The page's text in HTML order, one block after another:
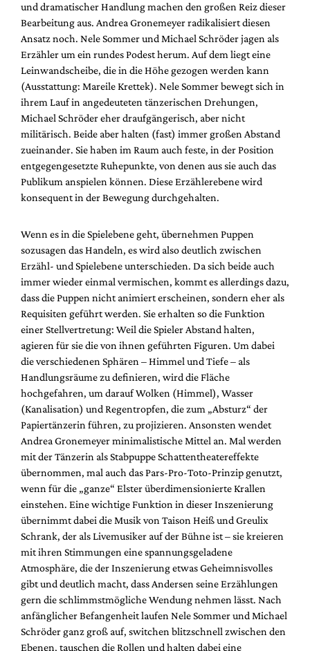
und dramatischer Handlung machen den großen Reiz dieser
Bearbeitung aus. Andrea Gronemeyer radikalisiert diesen
Ansatz noch. Nele Sommer und Michael Schröder jagen als
Erzähler um ein rundes Podest herum. Auf dem liegt eine
Leinwandscheibe, die in die Höhe gezogen werden kann
(Ausstattung: Mareile Krettek). Nele Sommer bewegt sich in
ihrem Lauf in angedeuteten tänzerischen Drehungen,
Michael Schröder eher draufgängerisch, aber nicht
militärisch. Beide aber halten (fast) immer großen Abstand
zueinander. Sie haben im Raum auch feste, in der Position
entgegengesetzte Ruhepunkte, von denen aus sie auch das
Publikum anspielen können. Diese Erzählerebene wird
konsequent in der Bewegung durchgehalten.
Wenn es in die Spielebene geht, übernehmen Puppen
sozusagen das Handeln, es wird also deutlich zwischen
Erzähl- und Spielebene unterschieden. Da sich beide auch
immer wieder einmal vermischen, kommt es allerdings dazu,
dass die Puppen nicht animiert erscheinen, sondern eher als
Requisiten geführt werden. Sie erhalten so die Funktion
einer Stellvertretung: Weil die Spieler Abstand halten,
agieren für sie die von ihnen geführten Figuren. Um dabei
die verschiedenen Sphären – Himmel und Tiefe – als
Handlungsräume zu definieren, wird die Fläche
hochgefahren, um darauf Wolken (Himmel), Wasser
(Kanalisation) und Regentropfen, die zum „Absturz“ der
Papiertänzerin führen, zu projizieren. Ansonsten wendet
Andrea Gronemeyer minimalistische Mittel an. Mal werden
mit der Tänzerin als Stabpuppe Schattentheatereffekte
übernommen, mal auch das Pars-Pro-Toto-Prinzip genutzt,
wenn für die „ganze“ Elster überdimensionierte Krallen
einstehen. Eine wichtige Funktion in dieser Inszenierung
übernimmt dabei die Musik von Taison Heiß und Greulix
Schrank, der als Livemusiker auf der Bühne ist – sie kreieren
mit ihren Stimmungen eine spannungsgeladene
Atmosphäre, die der Inszenierung etwas Geheimnisvolles
gibt und deutlich macht, dass Andersen seine Erzählungen
gern die schlimmstmögliche Wendung nehmen lässt. Nach
anfänglicher Befangenheit laufen Nele Sommer und Michael
Schröder ganz groß auf, switchen blitzschnell zwischen den
Ebenen, tauschen die Rollen und halten dabei eine